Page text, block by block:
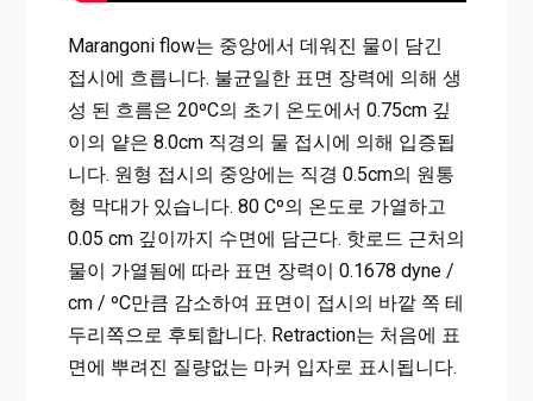
Marangoni flow는 중앙에서 데워진 물이 담긴
접시에 흐릅니다. 불균일한 표면 장력에 의해 생
성 된 흐름은 20ºC의 초기 온도에서 0.75cm 깊
이의 얕은 8.0cm 직경의 물 접시에 의해 입증됩
니다. 원형 접시의 중앙에는 직경 0.5cm의 원통
형 막대가 있습니다. 80 Cº의 온도로 가열하고
0.05 cm 깊이까지 수면에 담근다. 핫로드 근처의
물이 가열됨에 따라 표면 장력이 0.1678 dyne /
cm / ºC만큼 감소하여 표면이 접시의 바깥 쪽 테
두리쪽으로 후퇴합니다. Retraction는 처음에 표
면에 뿌려진 질량없는 마커 입자로 표시됩니다.